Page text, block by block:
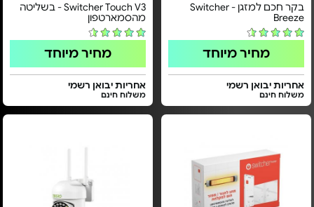
בקר חכם למזגן - Switcher
Breeze
מחיר מיוחד
אחריות יבואן רשמי
משלוח חינם
Switcher Touch V3 - בשליטה
מהסמארטפון
מחיר מיוחד
אחריות יבואן רשמי
משלוח חינם